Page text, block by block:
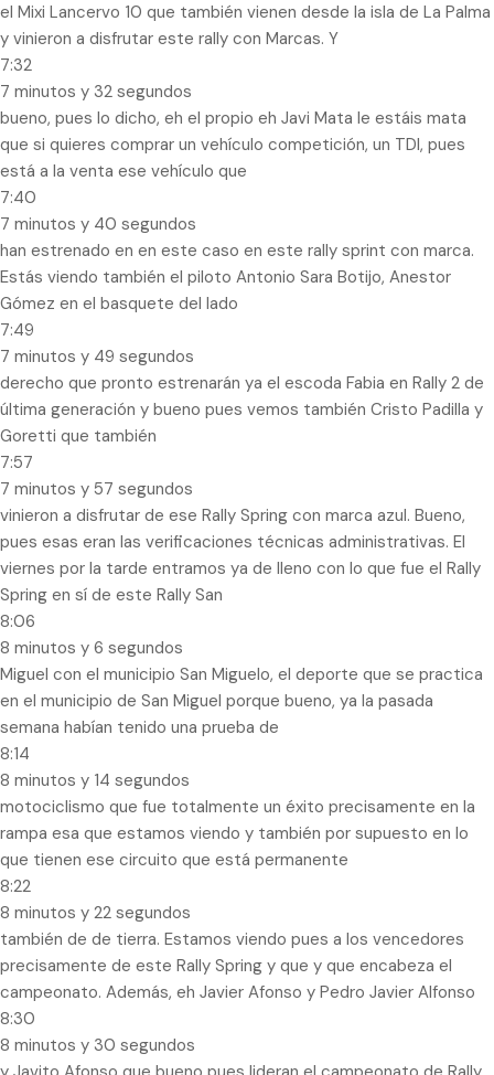
el Mixi Lancervo 10 que también vienen desde la isla de La Palma
y vinieron a disfrutar este rally con Marcas. Y
7:32
7 minutos y 32 segundos
bueno, pues lo dicho, eh el propio eh Javi Mata le estáis mata
que si quieres comprar un vehículo competición, un TDI, pues
está a la venta ese vehículo que
7:40
7 minutos y 40 segundos
han estrenado en en este caso en este rally sprint con marca.
Estás viendo también el piloto Antonio Sara Botijo, Anestor
Gómez en el basquete del lado
7:49
7 minutos y 49 segundos
derecho que pronto estrenarán ya el escoda Fabia en Rally 2 de
última generación y bueno pues vemos también Cristo Padilla y
Goretti que también
7:57
7 minutos y 57 segundos
vinieron a disfrutar de ese Rally Spring con marca azul. Bueno,
pues esas eran las verificaciones técnicas administrativas. El
viernes por la tarde entramos ya de lleno con lo que fue el Rally
Spring en sí de este Rally San
8:06
8 minutos y 6 segundos
Miguel con el municipio San Miguelo, el deporte que se practica
en el municipio de San Miguel porque bueno, ya la pasada
semana habían tenido una prueba de
8:14
8 minutos y 14 segundos
motociclismo que fue totalmente un éxito precisamente en la
rampa esa que estamos viendo y también por supuesto en lo
que tienen ese circuito que está permanente
8:22
8 minutos y 22 segundos
también de de tierra. Estamos viendo pues a los vencedores
precisamente de este Rally Spring y que y que encabeza el
campeonato. Además, eh Javier Afonso y Pedro Javier Alfonso
8:30
8 minutos y 30 segundos